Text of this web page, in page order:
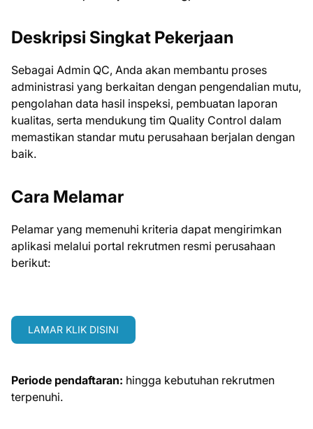
Deskripsi Singkat Pekerjaan
Sebagai Admin QC, Anda akan membantu proses
administrasi yang berkaitan dengan pengendalian mutu,
pengolahan data hasil inspeksi, pembuatan laporan
kualitas, serta mendukung tim Quality Control dalam
memastikan standar mutu perusahaan berjalan dengan
baik.
Cara Melamar
Pelamar yang memenuhi kriteria dapat mengirimkan
aplikasi melalui portal rekrutmen resmi perusahaan
berikut:
LAMAR KLIK DISINI
Periode pendaftaran: hingga kebutuhan rekrutmen
terpenuhi.